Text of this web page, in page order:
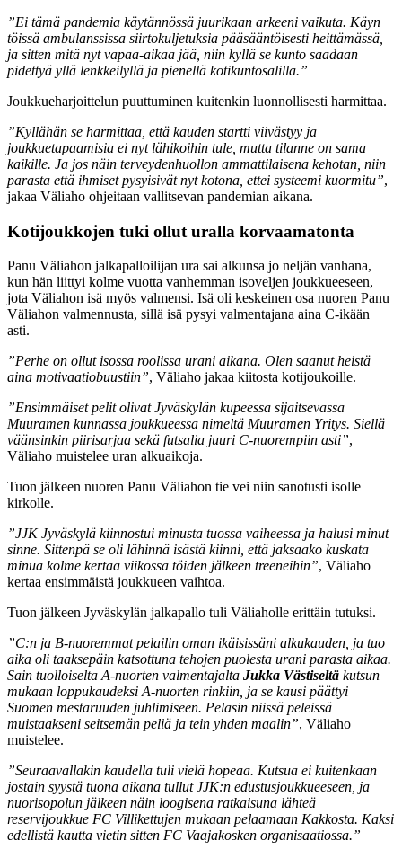
”Ei tämä pandemia käytännössä juurikaan arkeeni vaikuta. Käyn
töissä ambulanssissa siirtokuljetuksia pääsääntöisesti heittämässä,
ja sitten mitä nyt vapaa-aikaa jää, niin kyllä se kunto saadaan
pidettyä yllä lenkkeilyllä ja pienellä kotikuntosalilla.”
Joukkueharjoittelun puuttuminen kuitenkin luonnollisesti harmittaa.
”Kyllähän se harmittaa, että kauden startti viivästyy ja
joukkuetapaamisia ei nyt lähikoihin tule, mutta tilanne on sama
kaikille. Ja jos näin terveydenhuollon ammattilaisena kehotan, niin
parasta että ihmiset pysyisivät nyt kotona, ettei systeemi kuormitu”,
jakaa Väliaho ohjeitaan vallitsevan pandemian aikana.
Kotijoukkojen tuki ollut uralla korvaamatonta
Panu Väliahon jalkapalloilijan ura sai alkunsa jo neljän vanhana,
kun hän liittyi kolme vuotta vanhemman isoveljen joukkueeseen,
jota Väliahon isä myös valmensi. Isä oli keskeinen osa nuoren Panu
Väliahon valmennusta, sillä isä pysyi valmentajana aina C-ikään
asti.
”Perhe on ollut isossa roolissa urani aikana. Olen saanut heistä
aina motivaatiobuustiin”, Väliaho jakaa kiitosta kotijoukoille.
”Ensimmäiset pelit olivat Jyväskylän kupeessa sijaitsevassa
Muuramen kunnassa joukkueessa nimeltä Muuramen Yritys. Siellä
väänsinkin piirisarjaa sekä futsalia juuri C-nuorempiin asti”,
Väliaho muistelee uran alkuaikoja.
Tuon jälkeen nuoren Panu Väliahon tie vei niin sanotusti isolle
kirkolle.
”JJK Jyväskylä kiinnostui minusta tuossa vaiheessa ja halusi minut
sinne. Sittenpä se oli lähinnä isästä kiinni, että jaksaako kuskata
minua kolme kertaa viikossa töiden jälkeen treeneihin”, Väliaho
kertaa ensimmäistä joukkueen vaihtoa.
Tuon jälkeen Jyväskylän jalkapallo tuli Väliaholle erittäin tutuksi.
”C:n ja B-nuoremmat pelailin oman ikäisissäni alkukauden, ja tuo
aika oli taaksepäin katsottuna tehojen puolesta urani parasta aikaa.
Sain tuolloiselta A-nuorten valmentajalta Jukka Västiseltä kutsun
mukaan loppukaudeksi A-nuorten rinkiin, ja se kausi päättyi
Suomen mestaruuden juhlimiseen. Pelasin niissä peleissä
muistaakseni seitsemän peliä ja tein yhden maalin”, Väliaho
muistelee.
”Seuraavallakin kaudella tuli vielä hopeaa. Kutsua ei kuitenkaan
jostain syystä tuona aikana tullut JJK:n edustusjoukkueeseen, ja
nuorisopolun jälkeen näin loogisena ratkaisuna lähteä
reservijoukkue FC Villikettujen mukaan pelaamaan Kakkosta. Kaksi
edellistä kautta vietin sitten FC Vaajakosken organisaatiossa.”